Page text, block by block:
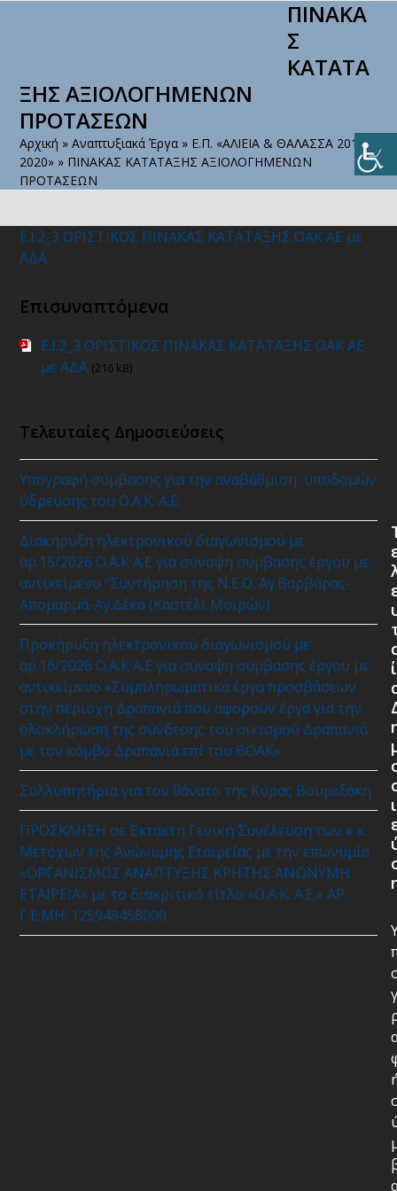
ΠΙΝΑΚΑ
Σ
ΚΑΤΑΤΑ
ΞΗΣ ΑΞΙΟΛΟΓΗΜΕΝΩΝ
ΠΡΟΤΑΣΕΩΝ
Αρχική »Αναπτυξιακά Έργα » Ε.Π. «ΑΛΙΕΙΑ & ΘΑΛΑΣΣΑ 2014-
2020» » ΠΙΝΑΚΑΣ ΚΑΤΑΤΑΞΗΣ ΑΞΙΟΛΟΓΗΜΕΝΩΝ
ΠΡΟΤΑΣΕΩΝ
Ε.Ι.2_3 ΟΡΙΣΤΙΚΟΣ ΠΙΝΑΚΑΣ ΚΑΤΑΤΑΞΗΣ ΟΑΚ ΑΕ με
ΑΔΑ
Επισυναπτόμενα
Ε.Ι.2_3 ΟΡΙΣΤΙΚΟΣ ΠΙΝΑΚΑΣ ΚΑΤΑΤΑΞΗΣ ΟΑΚ ΑΕ
με ΑΔΑ (216 kB)
Τελευταίες Δημοσιεύσεις
Υπογραφή σύμβασης για την αναβάθμιση υποδομών
ύδρευσης του Ο.Α.Κ. Α.Ε.
Διακήρυξη ηλεκτρονικού διαγωνισμού με
αρ.15/2026 Ο.Α.Κ Α.Ε για σύναψη σύμβασης έργου με
αντικείμενο “Συντήρηση της Ν.Ε.Ο. Αγ.Βαρβάρας-
Απομαρμά-Αγ.Δέκα (Καστέλι Μοιρών)
Προκήρυξη ηλεκτρονικού διαγωνισμού με
αρ.16/2026 Ο.Α.Κ Α.Ε για σύναψη σύμβασης έργου με
αντικείμενο «Συμπληρωματικά έργα προσβάσεων
στην περιοχή Δραπανιά που αφορούν έργα για την
ολοκλήρωση της σύνδεσης του οικισμού Δραπανιά
με τον κόμβο Δραπανιά επί του ΒΟΑΚ»
Συλλυπητήρια για τον θάνατο της Κύρας Βουρεξάκη
ΠΡΟΣΚΛΗΣΗ σε Έκτακτη Γενική Συνέλευση των κ.κ.
Μετόχων της Ανώνυμης Εταιρείας με την επωνυμία
«ΟΡΓΑΝΙΣΜΟΣ ΑΝΑΠΤΥΞΗΣ ΚΡΗΤΗΣ ΑΝΩΝΥΜΗ
ΕΤΑΙΡΕΙΑ» με το διακριτικό τίτλο «Ο.Α.Κ. Α.Ε.» ΑΡ.
Γ.Ε.ΜΗ: 125948458000
ί
ι
γ